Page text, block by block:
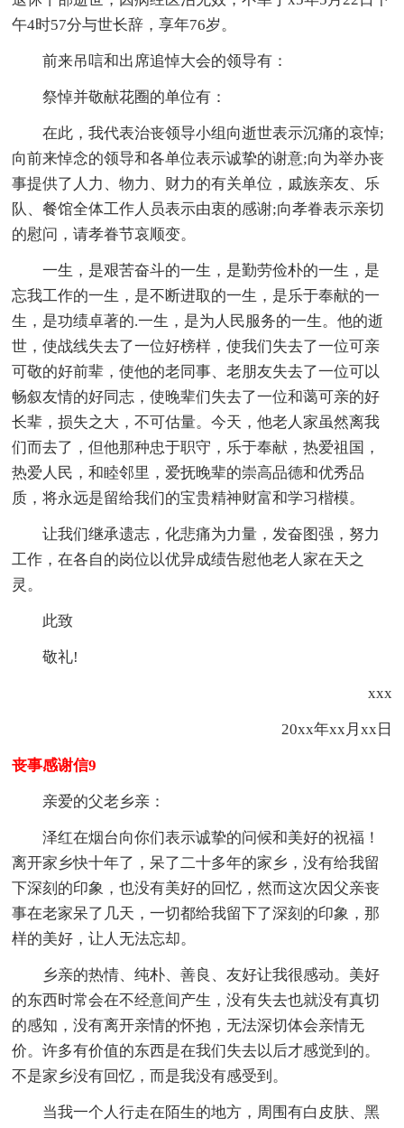
午4时57分与世长辞，享年76岁。
前来吊唁和出席追悼大会的领导有：
祭悼并敬献花圈的单位有：
在此，我代表治丧领导小组向逝世表示沉痛的哀悼;
向前来悼念的领导和各单位表示诚挚的谢意;向为举办丧
事提供了人力、物力、财力的有关单位，戚族亲友、乐
队、餐馆全体工作人员表示由衷的感谢;向孝眷表示亲切
的慰问，请孝眷节哀顺变。
一生，是艰苦奋斗的一生，是勤劳俭朴的一生，是
忘我工作的一生，是不断进取的一生，是乐于奉献的一
生，是功绩卓著的.一生，是为人民服务的一生。他的逝
世，使战线失去了一位好榜样，使我们失去了一位可亲
可敬的好前辈，使他的老同事、老朋友失去了一位可以
畅叙友情的好同志，使晚辈们失去了一位和蔼可亲的好
长辈，损失之大，不可估量。今天，他老人家虽然离我
们而去了，但他那种忠于职守，乐于奉献，热爱祖国，
热爱人民，和睦邻里，爱抚晚辈的崇高品德和优秀品
质，将永远是留给我们的宝贵精神财富和学习楷模。
让我们继承遗志，化悲痛为力量，发奋图强，努力
工作，在各自的岗位以优异成绩告慰他老人家在天之
灵。
此致
敬礼!
xxx
20xx年xx月xx日
丧事感谢信9
亲爱的父老乡亲：
泽红在烟台向你们表示诚挚的问候和美好的祝福！
离开家乡快十年了，呆了二十多年的家乡，没有给我留
下深刻的印象，也没有美好的回忆，然而这次因父亲丧
事在老家呆了几天，一切都给我留下了深刻的印象，那
样的美好，让人无法忘却。
乡亲的热情、纯朴、善良、友好让我很感动。美好
的东西时常会在不经意间产生，没有失去也就没有真切
的感知，没有离开亲情的怀抱，无法深切体会亲情无
价。许多有价值的东西是在我们失去以后才感觉到的。
不是家乡没有回忆，而是我没有感受到。
当我一个人行走在陌生的地方，周围有白皮肤、黑